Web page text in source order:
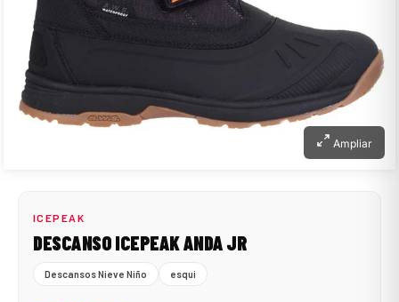
Ampliar
ICEPEAK
DESCANSO ICEPEAK ANDA JR
Descansos Nieve Niño esqui